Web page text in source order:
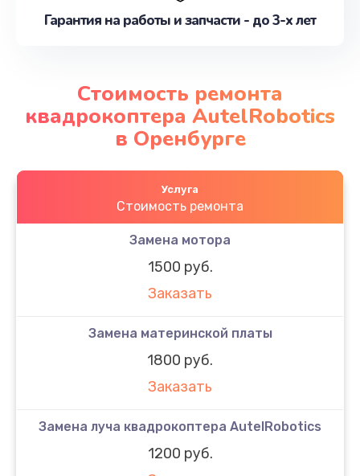
Гарантия на работы и запчасти - до 3-х лет
Стоимость ремонта
квадрокоптера AutelRobotics
в Оренбурге
Услуга
Стоимость ремонта
Замена мотора
1500 руб.
Заказать
Замена материнской платы
1800 руб.
Заказать
Замена луча квадрокоптера AutelRobotics
1200 руб.